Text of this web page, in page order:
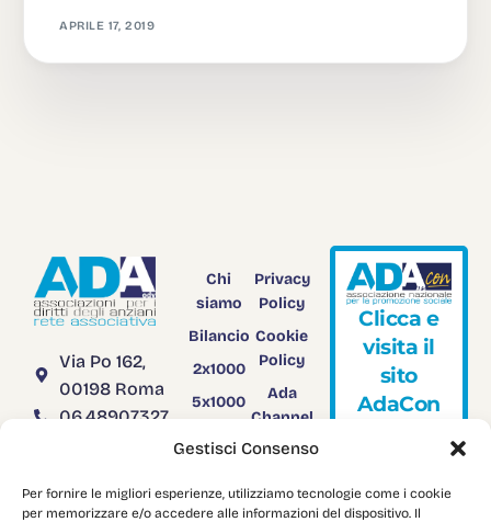
Gestisci Consenso
Per fornire le migliori esperienze, utilizziamo tecnologie come i cookie
per memorizzare e/o accedere alle informazioni del dispositivo. Il
APRILE 17, 2019
Via Po 162,
00198 Roma
06.48907327
segreteria@adanazionale.it
C.F.
Chi
siamo
Bilancio
2x1000
5x1000
5x1000
Privacy
Policy
Cookie
Policy
Ada
Channel
TV
Download
Clicca e
visita il
sito
AdaCon